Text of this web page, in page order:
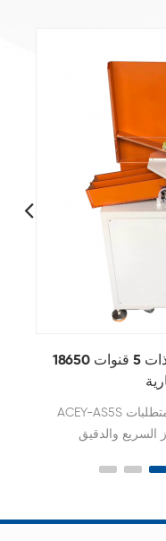
آلة فرز البطاريات الأوتوماتيكية ذات 5 قنوات 18650
ACEY-AS5S يمكن فرز البطاريات تلقائيًا وفقًا للمتطلبات
السريع والدقيق